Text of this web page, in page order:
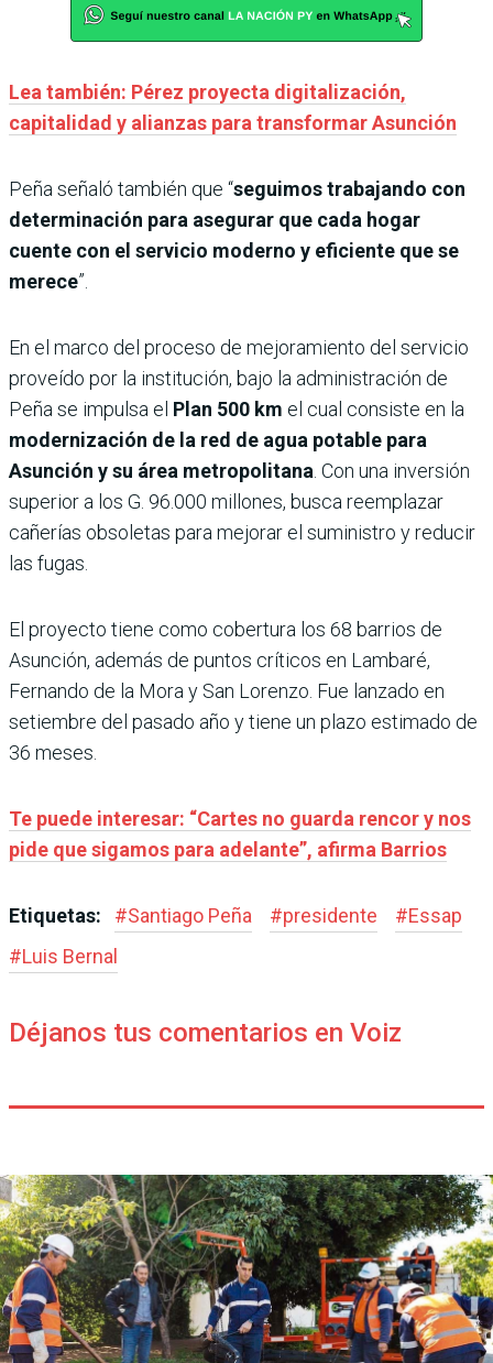
Lea también: Pérez proyecta digitalización,
capitalidad y alianzas para transformar Asunción
Peña señaló también que “seguimos trabajando con
determinación para asegurar que cada hogar
cuente con el servicio moderno y eficiente que se
merece”.
En el marco del proceso de mejoramiento del servicio
proveído por la institución, bajo la administración de
Peña se impulsa el Plan 500 km el cual consiste en la
modernización de la red de agua potable para
Asunción y su área metropolitana . Con una inversión
superior a los G. 96.000 millones, busca reemplazar
cañerías obsoletas para mejorar el suministro y reducir
las fugas.
El proyecto tiene como cobertura los 68 barrios de
Asunción, además de puntos críticos en Lambaré,
Fernando de la Mora y San Lorenzo. Fue lanzado en
setiembre del pasado año y tiene un plazo estimado de
36 meses.
Te puede interesar: “Cartes no guarda rencor y nos
pide que sigamos para adelante”, afirma Barrios
Etiquetas: #Santiago Peña #presidente #Essap
#Luis Bernal
Déjanos tus comentarios en Voiz